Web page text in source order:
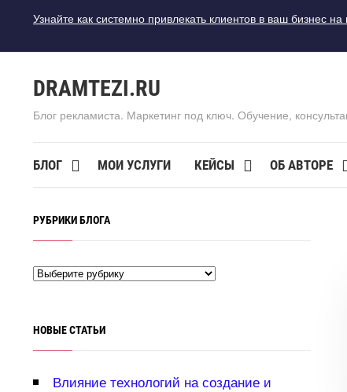
Узнайте как системно привлекать клиентов в ваш бизнес
DRAMTEZI.RU
Блог рекламиста. Маркетинг под ключ. Обучение,
БЛОГ МОИ УСЛУГИ КЕЙСЫ ОБ АВТОРЕ
РУБРИКИ БЛОГА
НОВЫЕ СТАТЬИ
лияние технологий на создание и